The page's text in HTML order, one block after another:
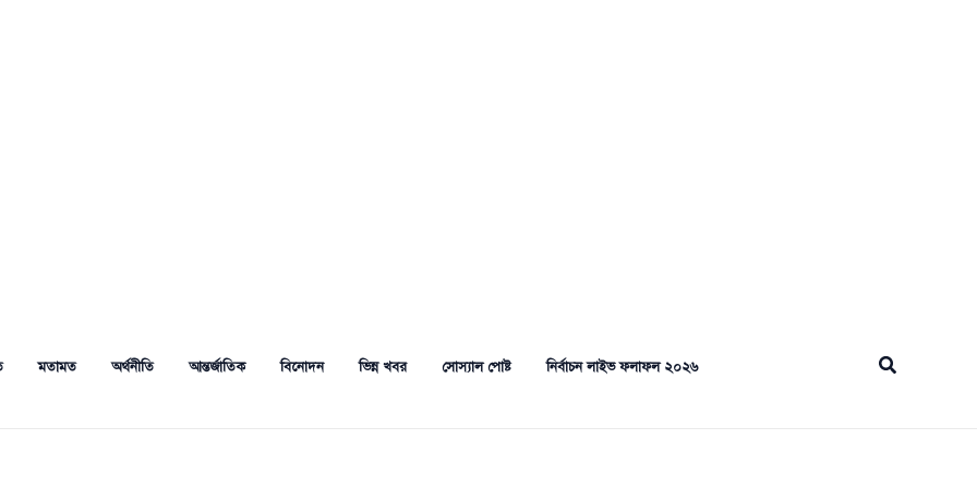
মতামত অর্থনীতি আন্তর্জাতিক বিনোদন ভিন্ন খবর সোস্যাল পোষ্ট নির্বাচন লাইভ ফলাফল ২০২৬ Search